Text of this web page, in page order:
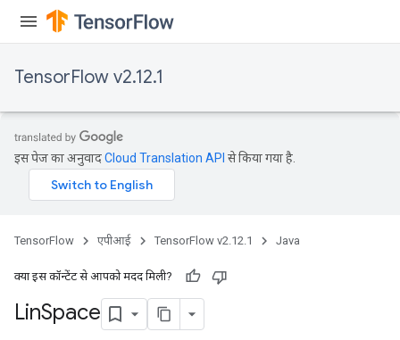
TensorFlow v2.12.1
इस पेज का अनुवादCloud Translation API से किया गया है.
TensorFlow एपीआई TensorFlow v2.12.1 Java
क्या इस कॉन्टेंट से आपको मदद मिली?
LinSpace